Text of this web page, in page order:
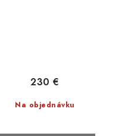
Na objednávku
230 €